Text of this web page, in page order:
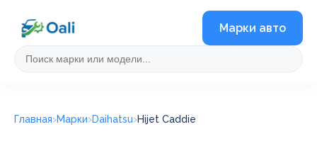
Марки авто
Главная Марки Daihatsu Hijet Caddie